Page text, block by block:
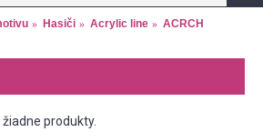
Hasiči Acrylic line ACRCH
produkty.